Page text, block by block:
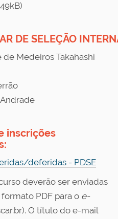
DE SELEÇÃO
de Medeiros Takahashi
Andrade
inscrições
deferidas - PDSE
deverão ser enviadas
PDF para o e-
O título do e-mail